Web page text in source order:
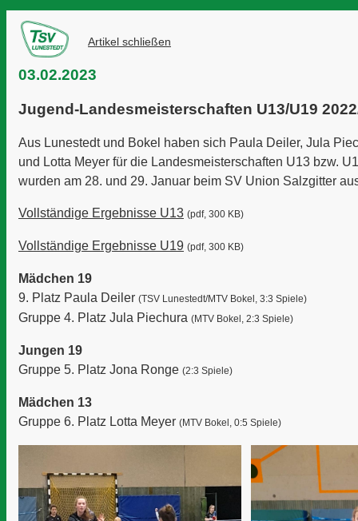
Artikel schließen
03.02.2023
Jugend-Landesmeisterschaften U13/U19
Aus Lunestedt und Bokel haben sich Paula Deiler, Jula
und Lotta Meyer für die Landesmeisterschaften U13 bzw.
wurden am 28. und 29. Januar beim SV Union Salzgitter
Vollständige Ergebnisse U13 (pdf, 300 KB)
Vollständige Ergebnisse U19 (pdf, 300 KB)
Mädchen 19
9. Platz Paula Deiler (TSV Lunestedt/MTV Bokel, 3:3 Spiele)
Gruppe 4. Platz Jula Piechura (MTV Bokel, 2:3 Spiele)
Jungen 19
Gruppe 5. Platz Jona Ronge (2:3 Spiele)
Mädchen 13
Gruppe 6. Platz Lotta Meyer (MTV Bokel, 0:5 Spiele)